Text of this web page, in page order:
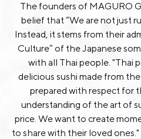
Contact Us
The founders of MAGURO
belief that “We are not just
Instead, it stems from their
Culture” of the Japanese
with all Thai people. "Thai
delicious sushi made from
prepared with respect for
understanding of the art of
price. We want to create
to share with their loved